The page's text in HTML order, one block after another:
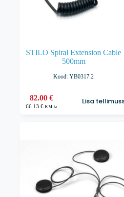
STILO Spiral Extension Cable
500mm
Kood: YB0317.2
82.00€
66.13€ KM-ta
Lisa